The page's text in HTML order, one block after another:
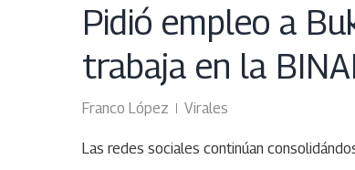
Pidió empleo a
trabaja en la
Franco López Virales
Las redes sociales continúan